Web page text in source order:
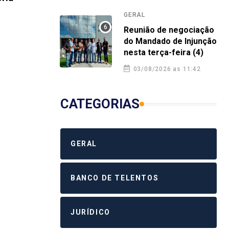
4 agosto 2026 9:10 GERAL
Reunião de negociação
do Mandado de Injunção
nesta terça-feira (4)
03/08/2026 as 11:42
CATEGORIAS
GERAL
BANCO DE TELENTOS
JURÍDICO